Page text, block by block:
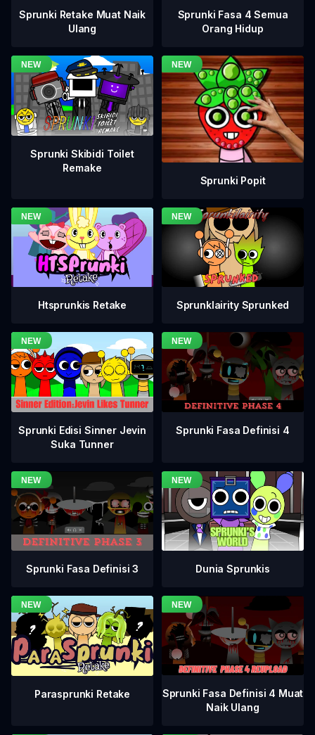
Sprunki Retake Muat Naik
Ulang
Sprunki Fasa 4 Semua
Orang Hidup
Sprunki Skibidi Toilet
Remake
Sprunki Popit
Htsprunkis Retake Sprunklairity Sprunked
Sprunki Edisi Sinner Jevin
Suka Tunner
Sprunki Fasa Definisi 4
Sprunki Fasa Definisi 3 Dunia Sprunkis
Parasprunki Retake
Sprunki Fasa Definisi 4 Muat
Naik Ulang